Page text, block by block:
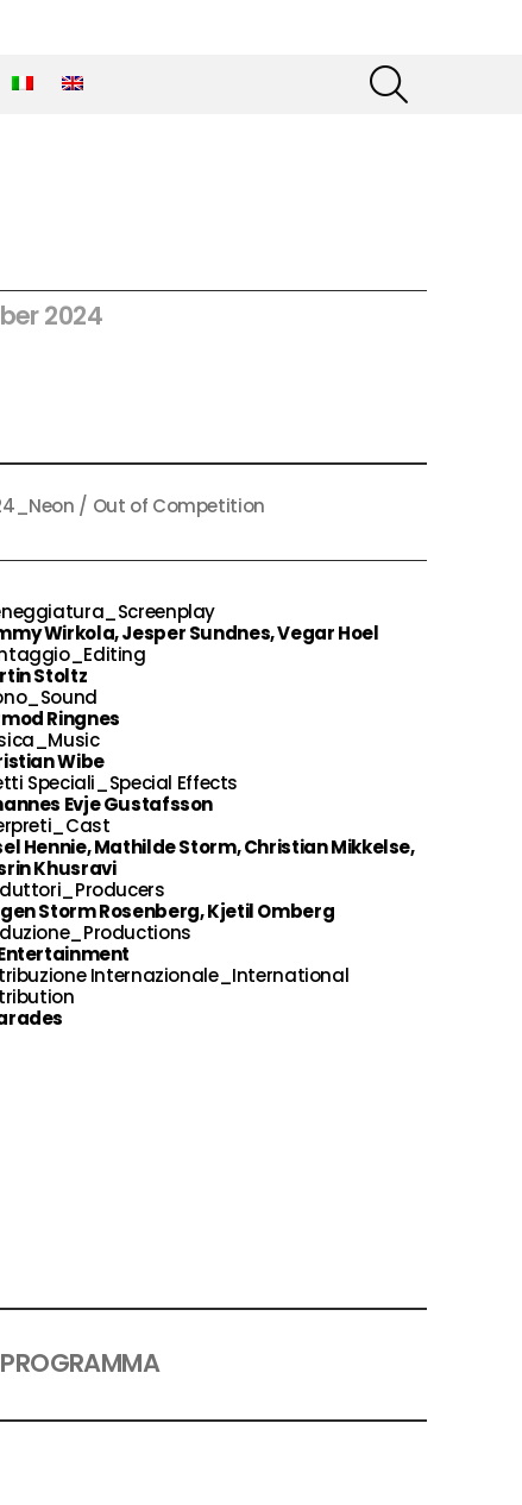
2024
/ Out of Competition
Wirkola, Jesper Sundnes, Vegar Hoel
Stoltz
Ringnes
Wibe
Speciali_Special Effects
Evje Gustafsson
Hennie, Mathilde Storm, Christian Mikkelse,
Khusravi
Storm Rosenberg, Kjetil Omberg
Internazionale_International
PROGRAMMA